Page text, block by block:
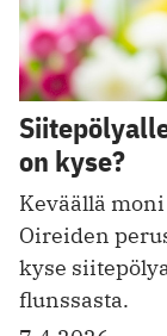
on kyse?
Keväällä
Oireiden
kyse
flunssasta.